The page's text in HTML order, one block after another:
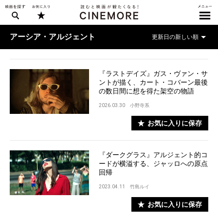
アーシア・アルジェント
『ラストデイズ』ガス・ヴァン・サ
ントが描く、カート・コバーン最後
の数日間に想を得た架空の物語
2026.03.30 小野寺系
お気に入りに保存
『ダークグラス』アルジェント的コ
ードが横溢する、ジャッロへの原点
回帰
2023.04.11 竹島ルイ
お気に入りに保存